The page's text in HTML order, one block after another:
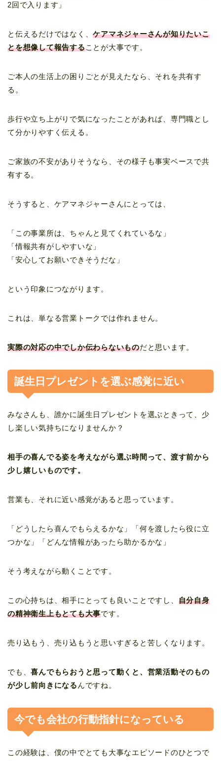
2回で入ります」
と伝えるだけではなく、ケアマネジャーさんが知りたいこ
とを想像して報告することが大事です。
ご本人の生活上の困りごとが見えたなら、それを共有す
る。
歩行や立ち上がりで気になったことがあれば、専門職とし
て分かりやすく伝える。
ご家族の不安がありそうなら、その様子も事実ベースで共
有する。
そうすると、ケアマネジャーさんにとっては、
「この事業所は、ちゃんと見てくれているな」
「情報共有がしやすいな」
「安心してお願いできそうだな」
という印象につながります。
これは、単なる営業トークでは作れません。
実際の対応の中でしか伝わらないものだと思います。
誕生日プレゼントを選ぶ感覚に近い
みなさんも、誰かに誕生日プレゼントを選ぶときって、少
し楽しい気持ちになりませんか？
相手の喜んでる姿を考えながら選ぶ時間って、渡す前から
少し嬉しいものです。
営業も、それに近い感覚があると思っています。
「どうしたら喜んでもらえるかな」「何を渡したら役に立
つかな」「どんな情報があったら助かるかな」
そう考えながら動くことです。
この心持ちは、相手にとっても良いことですし、 自分自身
の精神衛生上もとても大事です。
売り込もう、売り込もうと思いすぎると苦しくなります。
でも、喜んでもらおうと思って動くと、営業活動そのもの
が少し前向きになるんですね。
今でも会社の行動指針になっている
この経験は、僕の中でとても大事なエピソードのひとつで